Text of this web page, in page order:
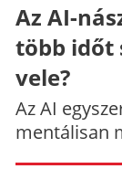
Az AI-
több időt
vele?
Az AI
mentálisan